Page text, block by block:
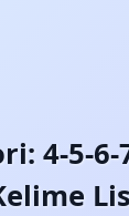
4-5-6-